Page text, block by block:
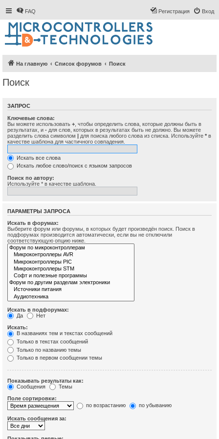
FAQ Вход
Регистрация
На главную Список форумов Поиск
Поиск
ЗАПРОС
Ключевые слова:
Вы можете использовать + , чтобы определить слова, которые должны быть в
результатах, и - для слов, которых в результатах быть не должно. Вы можете
разделить слова символом | для поиска любого слова из списка. Используйте * в
качестве шаблона для частичного совпадения.
Искать все слова
Искать любое слово/поиск с языком запросов
Поиск по автору:
Используйте * в качестве шаблона.
ПАРАМЕТРЫ ЗАПРОСА
Искать в форумах:
Выберите форум или форумы, в которых будет произведён поиск. Поиск в
подфорумах производится автоматически, если вы не отключили
соответствующую опцию ниже.
Искать в подфорумах:
Да
Нет
Искать:
В названиях тем и текстах сообщений
Только в текстах сообщений
Только по названию темы
Только в первом сообщении темы
Показывать результаты как:
Сообщения
Темы
Поле сортировки:
по возрастанию
по убыванию
Искать сообщения за: